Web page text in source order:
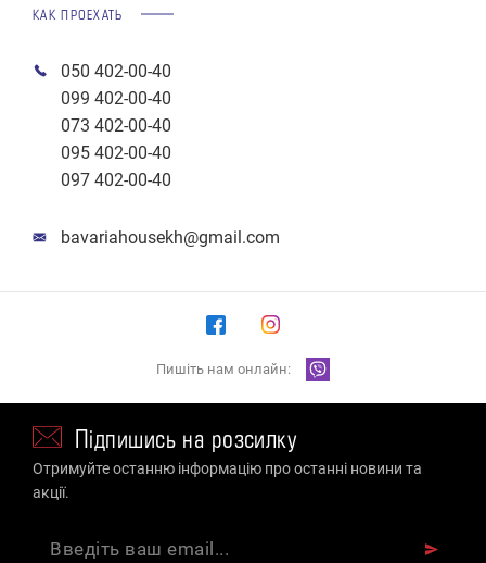
КАК ПРОЕХАТЬ
050 402-00-40
099 402-00-40
073 402-00-40
095 402-00-40
097 402-00-40
bavariahousekh@gmail.com
Пишіть нам онлайн:
Підпишись на розсилку
Отримуйте останню інформацію про останні новини та
акції.